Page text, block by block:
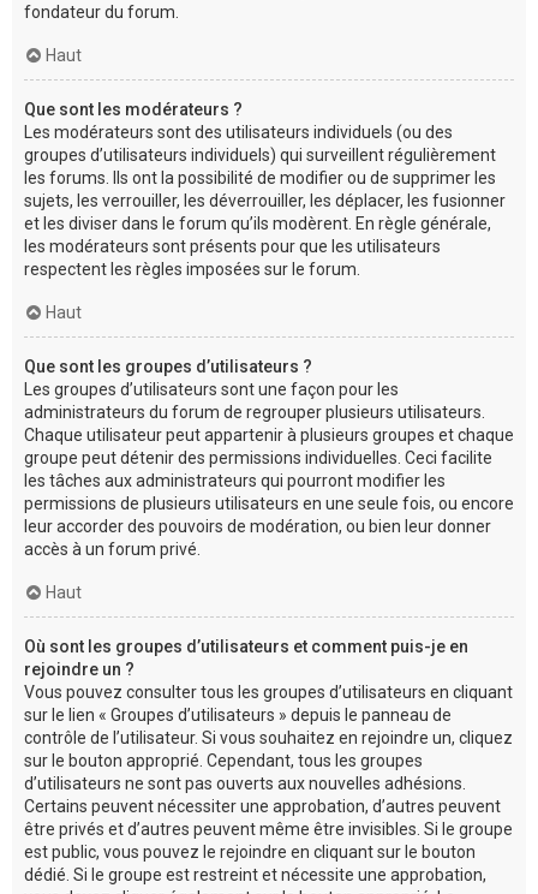
fondateur du forum.
Haut
Que sont les modérateurs ?
Les modérateurs sont des utilisateurs individuels (ou des
groupes d’utilisateurs individuels) qui surveillent régulièrement
les forums. Ils ont la possibilité de modifier ou de supprimer les
sujets, les verrouiller, les déverrouiller, les déplacer, les fusionner
et les diviser dans le forum qu’ils modèrent. En règle générale,
les modérateurs sont présents pour que les utilisateurs
respectent les règles imposées sur le forum.
Haut
Que sont les groupes d’utilisateurs ?
Les groupes d’utilisateurs sont une façon pour les
administrateurs du forum de regrouper plusieurs utilisateurs.
Chaque utilisateur peut appartenir à plusieurs groupes et chaque
groupe peut détenir des permissions individuelles. Ceci facilite
les tâches aux administrateurs qui pourront modifier les
permissions de plusieurs utilisateurs en une seule fois, ou encore
leur accorder des pouvoirs de modération, ou bien leur donner
accès à un forum privé.
Haut
Où sont les groupes d’utilisateurs et comment puis-je en
rejoindre un ?
Vous pouvez consulter tous les groupes d’utilisateurs en cliquant
sur le lien « Groupes d’utilisateurs » depuis le panneau de
contrôle de l’utilisateur. Si vous souhaitez en rejoindre un, cliquez
sur le bouton approprié. Cependant, tous les groupes
d’utilisateurs ne sont pas ouverts aux nouvelles adhésions.
Certains peuvent nécessiter une approbation, d’autres peuvent
être privés et d’autres peuvent même être invisibles. Si le groupe
est public, vous pouvez le rejoindre en cliquant sur le bouton
dédié. Si le groupe est restreint et nécessite une approbation,